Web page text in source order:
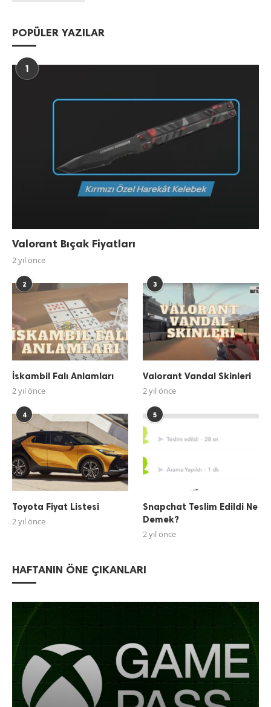
POPÜLER YAZILAR
1
Valorant Bıçak Fiyatları
2 yıl önce
2
İskambil Falı Anlamları
2 yıl önce
3
Valorant Vandal Skinleri
2 yıl önce
4
Toyota Fiyat Listesi
2 yıl önce
5
Snapchat Teslim Edildi Ne
Demek?
2 yıl önce
HAFTANIN ÖNE ÇIKANLARI